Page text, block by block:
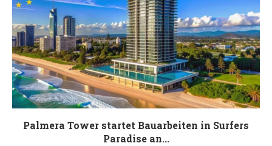
Palmera Tower startet Bauarbeiten in Surfers
Paradise an...